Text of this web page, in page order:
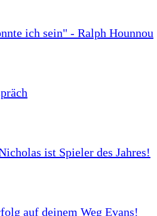
ich sein" - Ralph Hounnou
ist Spieler des Jahres!
auf deinem Weg Evans!